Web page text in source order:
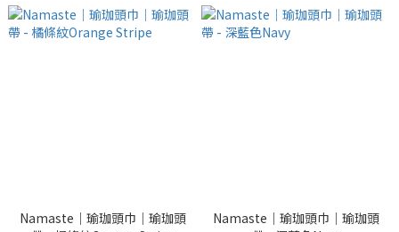
Namaste｜瑜珈頭巾｜瑜珈頭
Namaste｜瑜珈頭巾｜瑜珈頭